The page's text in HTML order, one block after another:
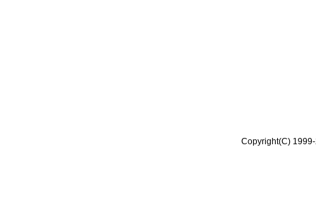
Copyright(C)